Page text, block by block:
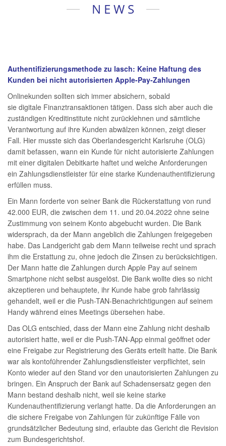
N E W S
Authentifizierungsmethode zu lasch: Keine Haftung des
Kunden bei nicht autorisierten Apple-Pay-Zahlungen
Onlinekunden sollten sich immer absichern, sobald
sie digitale Finanztransaktionen tätigen. Dass sich aber auch die
zuständigen Kreditinstitute nicht zurücklehnen und sämtliche
Verantwortung auf ihre Kunden abwälzen können, zeigt dieser
Fall. Hier musste sich das Oberlandesgericht Karlsruhe (OLG)
damit befassen, wann ein Kunde für nicht autorisierte Zahlungen
mit einer digitalen Debitkarte haftet und welche Anforderungen
ein Zahlungsdienstleister für eine starke Kundenauthentifizierung
erfüllen muss.
Ein Mann forderte von seiner Bank die Rückerstattung von rund
42.000 EUR, die zwischen dem 11. und 20.04.2022 ohne seine
Zustimmung von seinem Konto abgebucht wurden. Die Bank
widersprach, da der Mann angeblich die Zahlungen freigegeben
habe. Das Landgericht gab dem Mann teilweise recht und sprach
ihm die Erstattung zu, ohne jedoch die Zinsen zu berücksichtigen.
Der Mann hatte die Zahlungen durch Apple Pay auf seinem
Smartphone nicht selbst ausgelöst. Die Bank wollte dies so nicht
akzeptieren und behauptete, ihr Kunde habe grob fahrlässig
gehandelt, weil er die Push-TAN-Benachrichtigungen auf seinem
Handy während eines Meetings übersehen habe.
Das OLG entschied, dass der Mann eine Zahlung nicht deshalb
autorisiert hatte, weil er die Push-TAN-App einmal geöffnet oder
eine Freigabe zur Registrierung des Geräts erteilt hatte. Die Bank
war als kontoführender Zahlungsdienstleister verpflichtet, sein
Konto wieder auf den Stand vor den unautorisierten Zahlungen zu
bringen. Ein Anspruch der Bank auf Schadensersatz gegen den
Mann bestand deshalb nicht, weil sie keine starke
Kundenauthentifizierung verlangt hatte. Da die Anforderungen an
die sichere Freigabe von Zahlungen für zukünftige Fälle von
grundsätzlicher Bedeutung sind, erlaubte das Gericht die Revision
zum Bundesgerichtshof.